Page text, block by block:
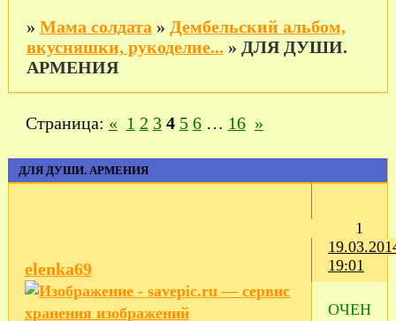
» Мама солдата » Дембельский альбом,
вкусняшки, рукоделие... » ДЛЯ ДУШИ.
АРМЕНИЯ
ДЛЯ ДУШИ. АРМЕНИЯ
Страница: « 1 2 3 4 5 6 … 16 »
1
19:01
elenka69
ОЧЕНЬ